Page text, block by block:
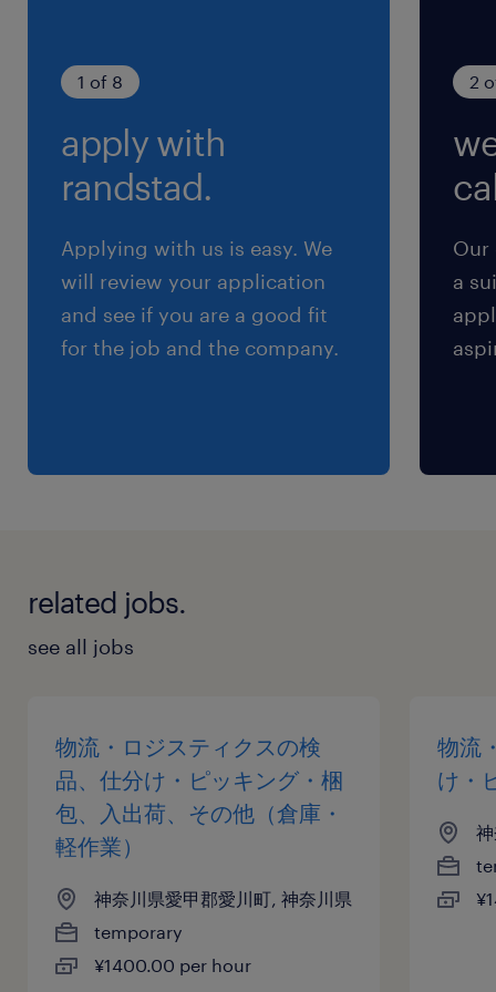
就業時間
（1）9:00-18:00（実働8時間00分・休憩60分）
（2）10:30-19:30（実働8時間00分・休憩60
分）
（3）7:30-16:30（実働8時間00分・休憩60分）
※お好きな時間で選択OK
残業
1 of 8
apply with
randstad.
Applying with us is easy. We
will review your application
and see if you are a good fit
for the job and the company.
2
Our
a
related jobs.
see all jobs
物流・ロジスティクスの検
品、仕分け・ピッキング・梱
包、入出荷、その他（倉庫・
軽作業）
神奈川県愛甲郡愛川町, 神奈川県
temporary
¥1400.00 per hour
物流
け・